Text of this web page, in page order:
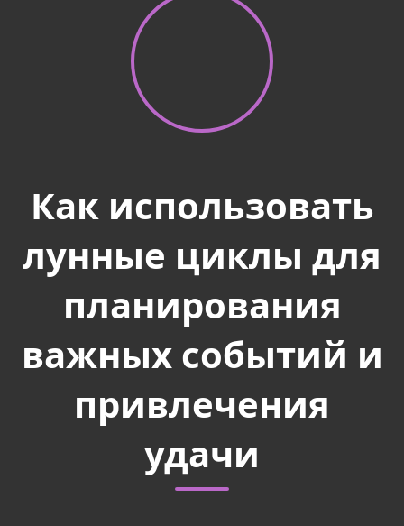
Как использовать
лунные циклы для
планирования
важных событий и
привлечения
удачи